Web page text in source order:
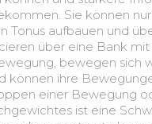
– FallbeispielSie können
Tonus aufbauen und
über eine Bank
bewegen sich
können ihre
einer Bewegung
ist eine